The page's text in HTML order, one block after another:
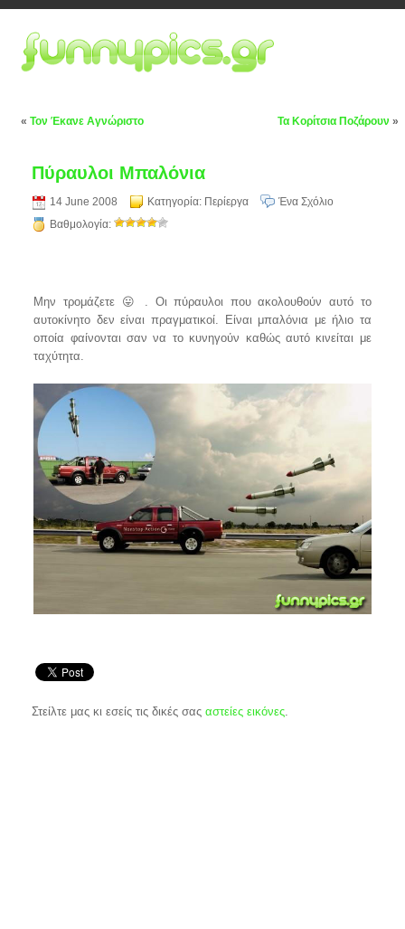
« Τον Έκανε Αγνώριστο Τα Κορίτσια Ποζάρουν »
Πύραυλοι Μπαλόνια
14 June 2008 Κατηγορία: Περίεργα
Ένα Σχόλιο
Βαθμολογία:
Μην τρομάζετε 😛 . Οι πύραυλοι που ακολουθούν αυτό το
αυτοκίνητο δεν είναι πραγματικοί. Είναι μπαλόνια με ήλιο τα
οποία φαίνονται σαν να το κυνηγούν καθώς αυτό κινείται με
ταχύτητα.
Στείλτε μας κι εσείς τις δικές σαςαστείες εικόνες.